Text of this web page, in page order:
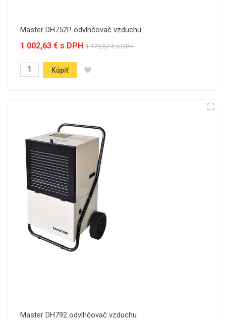
Master DH752P odvlhčovač vzduchu
1 002,63 € s DPH 1 179,57 € s DPH
Kúpiť
Master DH792 odvlhčovač vzduchu